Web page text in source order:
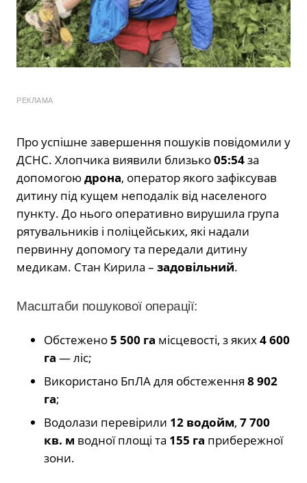
РЕКЛАМА
Про успішне завершення пошуків повідомили у
ДСНС. Хлопчика виявили близько05:54за
допомогоюдрона, оператор якого зафіксував
дитину під кущем неподалік від населеного
пункту. До нього оперативно вирушила група
рятувальників і поліцейських, які надали
первинну допомогу та передали дитину
медикам. Стан Кирила – задовільний.
Масштаби пошукової операції:
Обстежено5 500 га місцевості, з яких4 600
га — ліс;
Використано БпЛА для обстеження 8 902
га;
Водолази перевірили 12 водойм, 7 700
кв. м водної площі та 155 га прибережної
зони.